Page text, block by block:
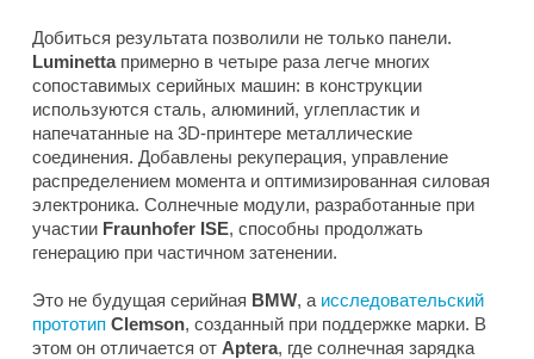
Добиться результата позволили не только панели.
Luminettaпримерно в четыре раза легче многих
сопоставимых серийных машин: в конструкции
используются сталь, алюминий, углепластик и
напечатанные на 3D-принтере металлические
соединения. Добавлены рекуперация, управление
распределением момента и оптимизированная силовая
электроника. Солнечные модули, разработанные при
участии Fraunhofer ISE, способны продолжать
генерацию при частичном затенении.
Это не будущая серийная BMW, а исследовательский
прототип Clemson, созданный при поддержке марки. В
этом он отличается от Aptera, где солнечная зарядка